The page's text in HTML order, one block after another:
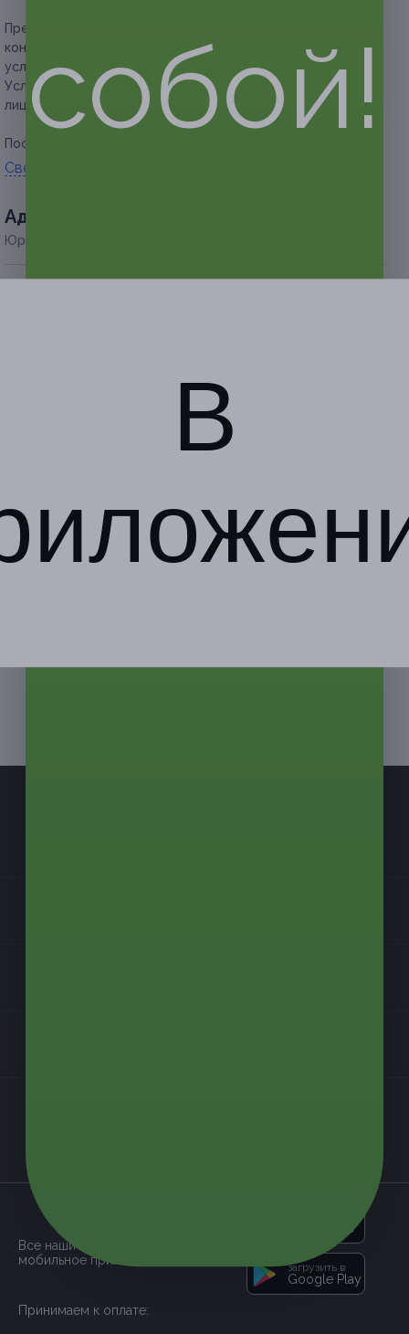
Предупреждаем о необходимости получения
консультации у врача-специалиста по оказываемым
услугам и противопоказаниям.
Услуга предоставляется только совершеннолетним
лицам.
Посмотреть канал в
Свернуть
Адресa
Юридическая информация о партнёре
Все наши купоны доступны через
мобильное приложение:
App Store
загрузить в
Google Play
Принимаем к оплате:
собой!
В